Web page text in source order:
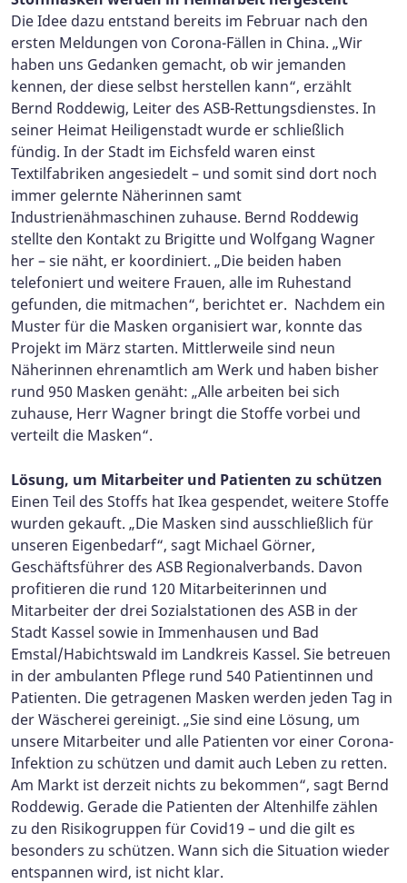
Die Idee dazu entstand bereits im Februar nach den
ersten Meldungen von Corona-Fällen in China. „Wir
haben uns Gedanken gemacht, ob wir jemanden
kennen, der diese selbst herstellen kann“, erzählt
Bernd Roddewig, Leiter des ASB-Rettungsdienstes. In
seiner Heimat Heiligenstadt wurde er schließlich
fündig. In der Stadt im Eichsfeld waren einst
Textilfabriken angesiedelt – und somit sind dort noch
immer gelernte Näherinnen samt
Industrienähmaschinen zuhause. Bernd Roddewig
stellte den Kontakt zu Brigitte und Wolfgang Wagner
her – sie näht, er koordiniert. „Die beiden haben
telefoniert und weitere Frauen, alle im Ruhestand
gefunden, die mitmachen“, berichtet er. Nachdem ein
Muster für die Masken organisiert war, konnte das
Projekt im März starten. Mittlerweile sind neun
Näherinnen ehrenamtlich am Werk und haben bisher
rund 950 Masken genäht: „Alle arbeiten bei sich
zuhause, Herr Wagner bringt die Stoffe vorbei und
verteilt die Masken“.
Lösung, um Mitarbeiter und Patienten zu schützen
Einen Teil des Stoffs hat Ikea gespendet, weitere Stoffe
wurden gekauft. „Die Masken sind ausschließlich für
unseren Eigenbedarf“, sagt Michael Görner,
Geschäftsführer des ASB Regionalverbands. Davon
profitieren die rund 120 Mitarbeiterinnen und
Mitarbeiter der drei Sozialstationen des ASB in der
Stadt Kassel sowie in Immenhausen und Bad
Emstal/Habichtswald im Landkreis Kassel. Sie betreuen
in der ambulanten Pflege rund 540 Patientinnen und
Patienten. Die getragenen Masken werden jeden Tag in
der Wäscherei gereinigt. „Sie sind eine Lösung, um
unsere Mitarbeiter und alle Patienten vor einer Corona-
Infektion zu schützen und damit auch Leben zu retten.
Am Markt ist derzeit nichts zu bekommen“, sagt Bernd
Roddewig. Gerade die Patienten der Altenhilfe zählen
zu den Risikogruppen für Covid19 – und die gilt es
besonders zu schützen. Wann sich die Situation wieder
entspannen wird, ist nicht klar.